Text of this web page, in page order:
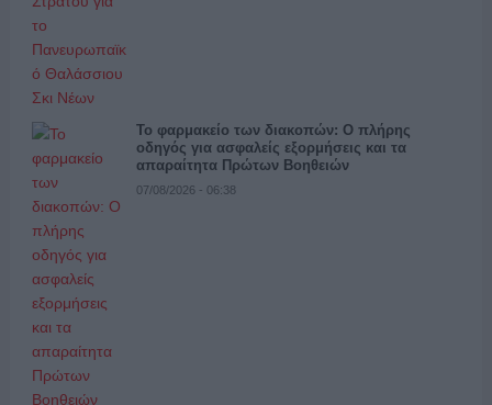
Το φαρμακείο των διακοπών: Ο πλήρης
οδηγός για ασφαλείς εξορμήσεις και τα
απαραίτητα Πρώτων Βοηθειών
07/08/2026 - 06:38